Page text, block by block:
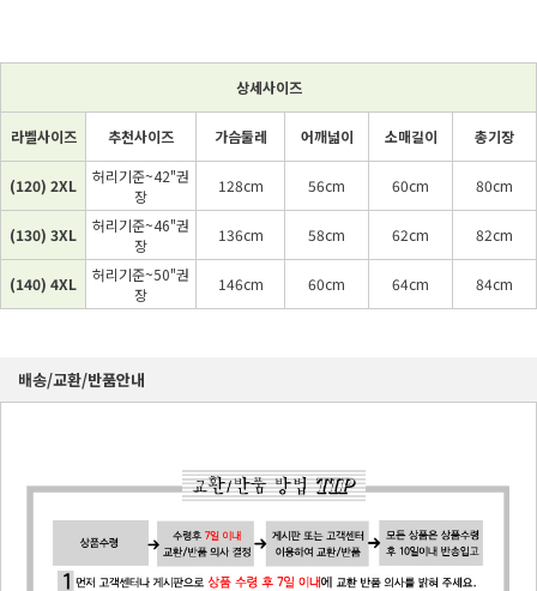
상세사이즈
라벨사이즈 추천사이즈 가슴둘레 어깨넓이 소매길이 총기장
(120) 2XL
허리기준~42"권
장
128cm 56cm 60cm 80cm
(130) 3XL
허리기준~46"권
장
136cm 58cm 62cm 82cm
(140) 4XL
허리기준~50"권
장
146cm 60cm 64cm 84cm
배송/교환/반품안내